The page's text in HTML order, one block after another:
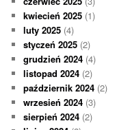
kwiecień 2025 (1)
luty 2025 (4)
styczeń 2025 (2)
grudzień 2024 (4)
listopad 2024 (2)
październik 2024 (2)
wrzesień 2024 (3)
sierpień 2024 (2)